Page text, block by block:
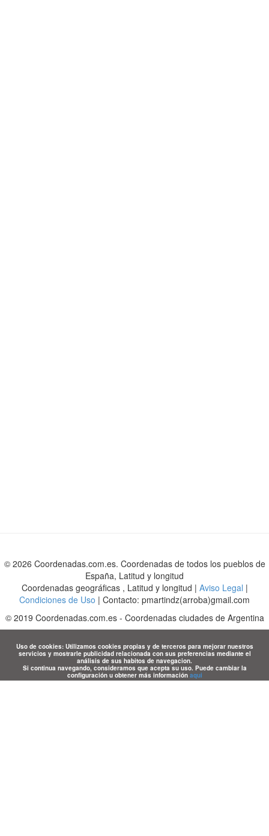
© 2026 Coordenadas.com.es. Coordenadas de todos los pueblos de
España, Latitud y longitud
Coordenadas geográficas , Latitud y longitud | Aviso Legal |
Condiciones de Uso | Contacto: pmartindz(arroba)gmail.com
© 2019 Coordenadas.com.es- Coordenadas ciudades de Argentina
Uso de cookies: Utilizamos cookies propias y de terceros para mejorar nuestros
servicios y mostrarle publicidad relacionada con sus preferencias mediante el
análisis de sus habitos de navegacion.
Si continua navegando, consideramos que acepta su uso. Puede cambiar la
configuración u obtener más información aqui